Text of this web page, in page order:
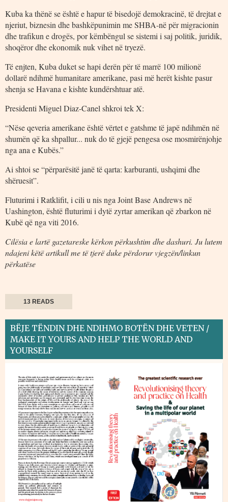
Kuba ka thënë se është e hapur të bisedojë demokracinë, të drejtat e
njeriut, biznesin dhe bashkëpunimin me SHBA-në për migracionin
dhe trafikun e drogës, por këmbëngul se sistemi i saj politik, juridik,
shoqëror dhe ekonomik nuk vihet në tryezë.
Të enjten, Kuba duket se hapi derën për të marrë 100 milionë
dollarë ndihmë humanitare amerikane, pasi më herët kishte pasur
shenja se Havana e kishte kundërshtuar atë.
Presidenti Miguel Diaz-Canel shkroi tek X:
“Nëse qeveria amerikane është vërtet e gatshme të japë ndihmën në
shumën që ka shpallur... nuk do të gjejë pengesa ose mosmirënjohje
nga ana e Kubës.”
Ai shtoi se “përparësitë janë të qarta: karburanti, ushqimi dhe
shëruesit”.
Fluturimi i Ratklifit, i cili u nis nga Joint Base Andrews në
Uashington, është fluturimi i dytë zyrtar amerikan që zbarkon në
Kubë që nga viti 2016.
Cilësia e lartë gazetareske kërkon përkushtim dhe dashuri. Ju lutem
ndajeni këtë artikull me të tjerë duke përdorur vjegzën/linkun
përkatëse
13 READS
BËJE TËNDIN DHE NDIHMO BOTËN DHE VETEN /
MAKE IT YOURS AND HELP THE WORLD AND
YOURSELF